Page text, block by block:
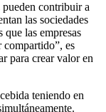
pueden contribuir a
las sociedades
las empresas
compartido”, es
para crear valor en
teniendo en